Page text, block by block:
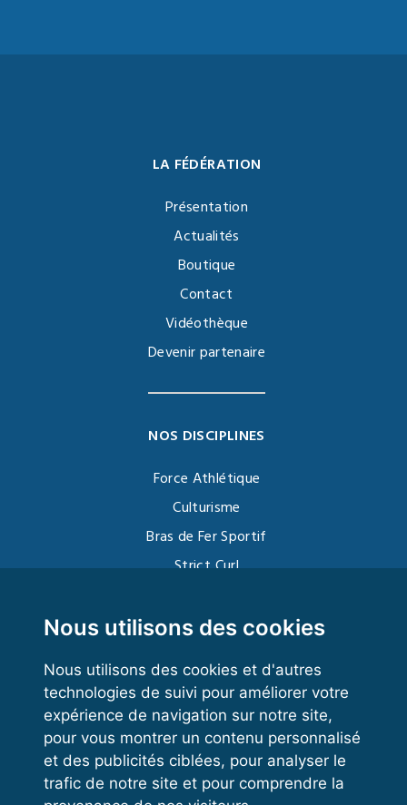
Nous utilisons des cookies
Nous utilisons des cookies et d'autres
technologies de suivi pour améliorer votre
expérience de navigation sur notre site,
pour vous montrer un contenu personnalisé
et des publicités ciblées, pour analyser le
trafic de notre site et pour comprendre la
LA FÉDÉRATION
Présentation
Actualités
Boutique
Contact
Vidéothèque
Devenir partenaire
NOS DISCIPLINES
Force Athlétique
Culturisme
Bras de Fer Sportif
Strict Curl
Kettlebell
VOS ESPACES
Espace dirigeant
Espace licencié